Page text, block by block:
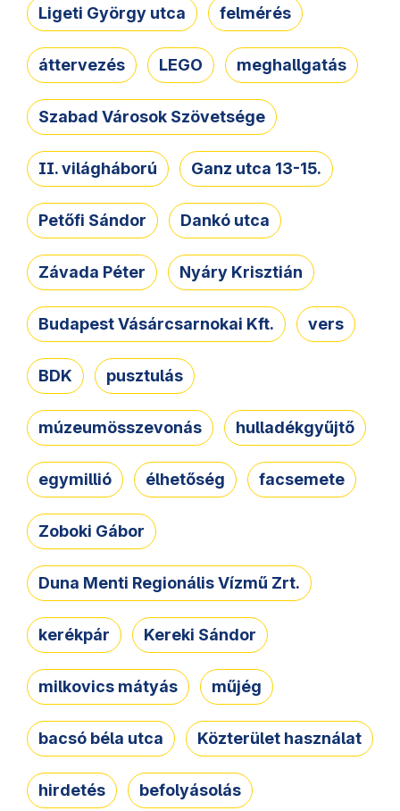
Ligeti György utca felmérés
áttervezés LEGO meghallgatás
Szabad Városok Szövetsége
II. világháború Ganz utca 13-15.
Petőfi Sándor Dankó utca
Závada Péter Nyáry Krisztián
Budapest Vásárcsarnokai Kft. vers
BDK pusztulás
múzeumösszevonás hulladékgyűjtő
egymillió élhetőség facsemete
Zoboki Gábor
Duna Menti Regionális Vízmű Zrt.
kerékpár Kereki Sándor
milkovics mátyás műjég
bacsó béla utca Közterület használat
hirdetés befolyásolás